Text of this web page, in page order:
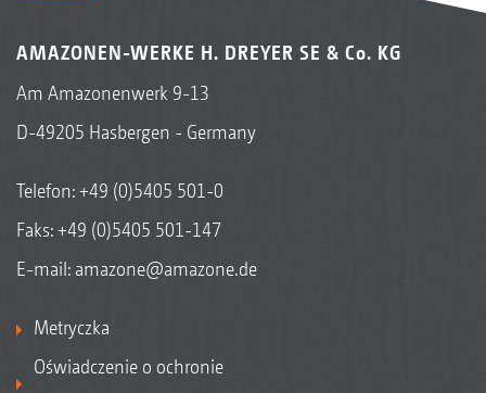
AMAZONEN-WERKE H. DREYER SE & Co. KG
Am Amazonenwerk 9-13
D-49205 Hasbergen - Germany
Telefon:+49 (0)5405 501-0
Faks: +49 (0)5405 501-147
E-mail: amazone@amazone.de
Metryczka
Oświadczenie o ochronie